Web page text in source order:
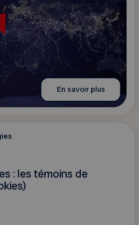
En savoir plus
: les témoins de